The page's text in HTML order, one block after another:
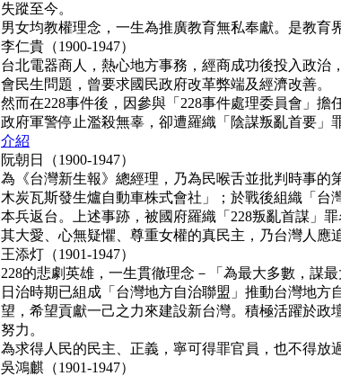
失蹤至今。
男女均教權理念，一生為推廣教育無私奉獻。是教育
李仁貴（1900-1947）
台北電器商人，熱心地方事務，經商成功後投入政治
會民生問題，曾要求國民政府改革弊端及經濟改善。
然而在228事件後，因參與「228事件處理委員會」
政府軍警停止濫殺無辜，卻遭羅織「陰謀叛亂首要」
介紹
阮朝日（1900-1947）
為《台灣新生報》總經理，乃為民喉舌並批判時事的
木炭瓦斯發生爐自動車株式會社」；於戰後組織「台
本兵返台。上述事跡，被國府羅織「228叛亂首謀」
其大愛、心無疑懼、尊重女權的真民主，乃台灣人應
王添灯（1901-1947）
228的悲劇英雄，一生貫徹理念－「為最大多數，謀最
日治時期已組成「台灣地方自治聯盟」推動台灣地方
望，希望貢獻一己之力來建設新台灣。積極活躍於政
努力。
為求得人民的民主、正義，寧可得罪官員，也不得放
吳鴻麒（1901-1947）